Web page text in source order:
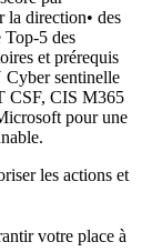
la direction• des
Top-5 des
et prérequis
Cyber sentinelle
CSF, CIS M365
pour une
les actions et
votre place à